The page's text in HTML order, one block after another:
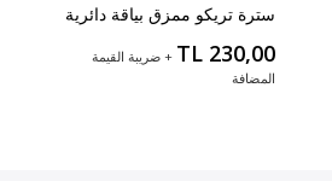
سترة تريكو ممزق بياقة دائرية
TL 230,00 + ضريبة القيمة
المضافة